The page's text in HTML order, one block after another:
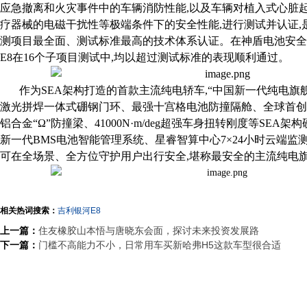
应急撤离和火灾事件中的车辆消防性能,以及车辆对植入式心脏
疗器械的电磁干扰性等极端条件下的安全性能,进行测试并认证,
测项目最全面、测试标准最高的技术体系认证。在神盾电池安
E8在16个子项目测试中,均以超过测试标准的表现顺利通过。
作为SEA架构打造的首款主流纯电轿车,“中国新一代纯电旗
激光拼焊一体式硼钢门环、最强十宫格电池防撞隔舱、全球首
铝合金“Ω”防撞梁、41000N·m/deg超强车身扭转刚度等SEA架
新一代BMS电池智能管理系统、星睿智算中心7×24小时云端监
可在全场景、全方位守护用户出行安全,堪称最安全的主流纯电
相关热词搜索： 吉利银河E8
上一篇： 住友橡胶山本悟与唐晓东会面，探讨未来投资发展路
下一篇： 门槛不高能力不小，日常用车买新哈弗H5这款车型很合适